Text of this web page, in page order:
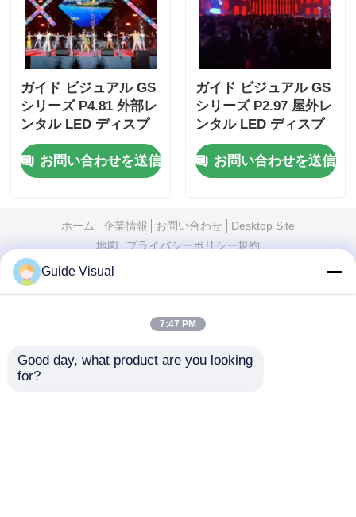
ガイド ビジュアル GS
シリーズ P4.81 外部レ
ンタル LED ディスプ
レイ エントリーレベル
レンタル 5000nit IP65
7680Hz CE
お問い合わせを送信
ガイド ビジュアル GS
シリーズ P2.97 屋外レ
ンタル LED ディスプ
レイ 5000nit IP65 デジ
タルサイネー
ジ,7680Hz デュアルバ
お問い合わせを送信
ホーム 企業情報 お問い合わせ
Desktop Site
地図
プライバシーポリシー規約
場.Copyright © 2026 Shenzhen Guide Technology
Guide Visual
7:47 PM
Good day, what product are you looking
for?